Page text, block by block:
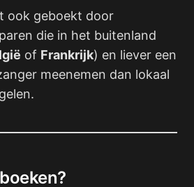
ook geboekt door
die in het buitenland
of Frankrijk) en liever een
meenemen dan lokaal